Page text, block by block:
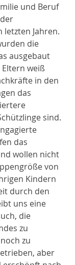
und Beruf
letzten Jahren.
die
ausgebaut
weiß
in den
das
sind.
das
wollen nicht
von
Kindern
durch den
uns eine
die
zu
zu
aber